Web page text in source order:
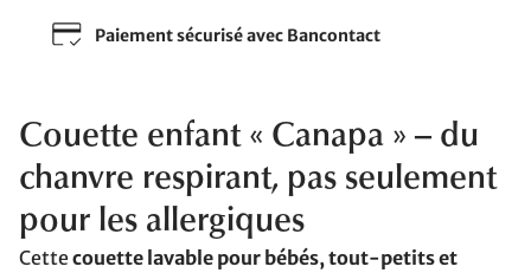
Paiement sécurisé avec Bancontact
Couette enfant « Canapa » – du
chanvre respirant, pas seulement
pour les allergiques
Cettecouette lavable pour bébés, tout-petits et